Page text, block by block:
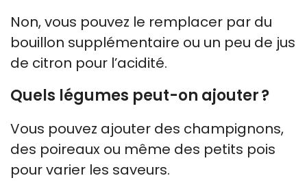
Non, vous pouvez le remplacer par du
bouillon supplémentaire ou un peu de jus
de citron pour l’acidité.
Quels légumes peut-on ajouter ?
Vous pouvez ajouter des champignons,
des poireaux ou même des petits pois
pour varier les saveurs.